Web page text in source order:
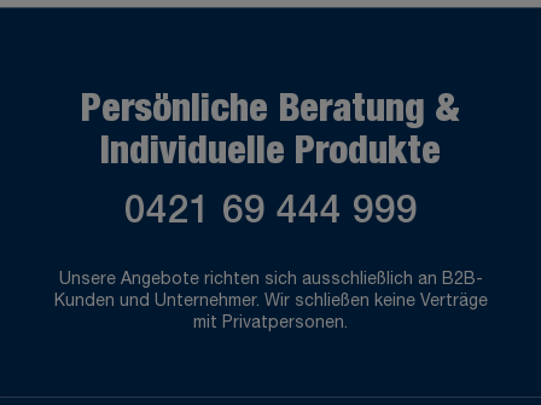
Persönliche Beratung &
Individuelle Produkte
0421 69 444 999
Unsere Angebote richten sich ausschließlich an B2B-
Kunden und Unternehmer. Wir schließen keine Verträge
mit Privatpersonen.